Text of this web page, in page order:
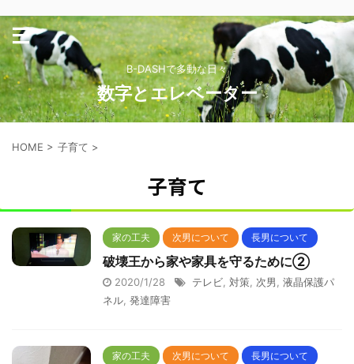
B-DASHで多動な日々
数字とエレベーター
HOME > 子育て >
子育て
家の工夫 次男について 長男について
破壊王から家や家具を守るために②
2020/1/28 テレビ 対策 次男
液晶保護パ
ネル 発達障害
家の工夫 次男について 長男について